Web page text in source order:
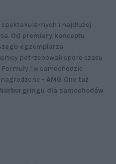
spektakularnych i najdłużej
Od premiery konceptu
egzemplarza
potrzebowali sporo czasu
1 w samochodzie
– AMG One tuż
dla samochodów